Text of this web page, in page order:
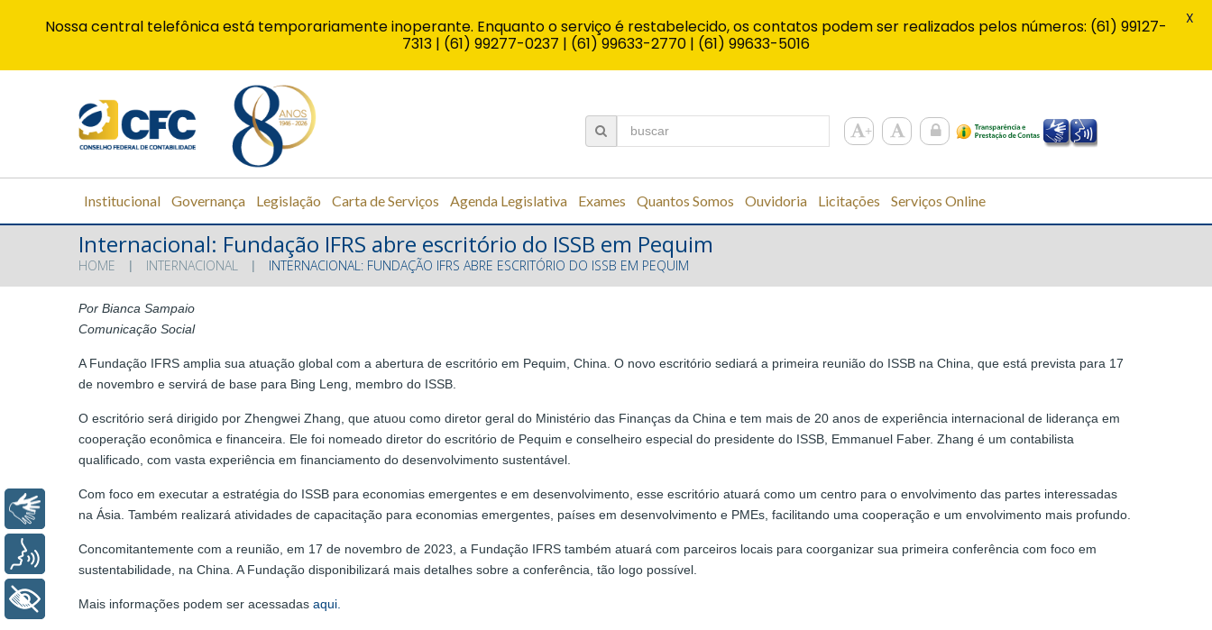
Institucional Governança Legislação Carta de Serviços Agenda Legislativa Exames Quantos Somos Ouvidoria Licitações Serviços Online
Internacional: Fundação IFRS abre escritório do ISSB em Pequim
HOME INTERNACIONAL INTERNACIONAL: FUNDAÇÃO IFRS ABRE ESCRITÓRIO DO ISSB EM PEQUIM
Por Bianca Sampaio
Comunicação Social
A Fundação IFRS amplia sua atuação global com a abertura de escritório em Pequim, China. O novo escritório sediará a primeira reunião do ISSB na China, que está prevista para 17
de novembro e servirá de base para Bing Leng, membro do ISSB.
O escritório será dirigido por Zhengwei Zhang, que atuou como diretor geral do Ministério das Finanças da China e tem mais de 20 anos de experiência internacional de liderança em
cooperação econômica e financeira. Ele foi nomeado diretor do escritório de Pequim e conselheiro especial do presidente do ISSB, Emmanuel Faber. Zhang é um contabilista
qualificado, com vasta experiência em financiamento do desenvolvimento sustentável.
Com foco em executar a estratégia do ISSB para economias emergentes e em desenvolvimento, esse escritório atuará como um centro para o envolvimento das partes interessadas
na Ásia. Também realizará atividades de capacitação para economias emergentes, países em desenvolvimento e PMEs, facilitando uma cooperação e um envolvimento mais profundo.
Concomitantemente com a reunião, em 17 de novembro de 2023, a Fundação IFRS também atuará com parceiros locais para coorganizar sua primeira conferência com foco em
sustentabilidade, na China. A Fundação disponibilizará mais detalhes sobre a conferência, tão logo possível.
Mais informações podem ser acessadas aqui.
Nossa central telefônica está temporariamente inoperante. Enquanto o serviço é restabelecido, os contatos podem ser realizados pelos números: (61) 99127-
7313 | (61) 99277-0237 | (61) 99633-2770 | (61) 99633-5016
X
Voz
+ Acessibilidade